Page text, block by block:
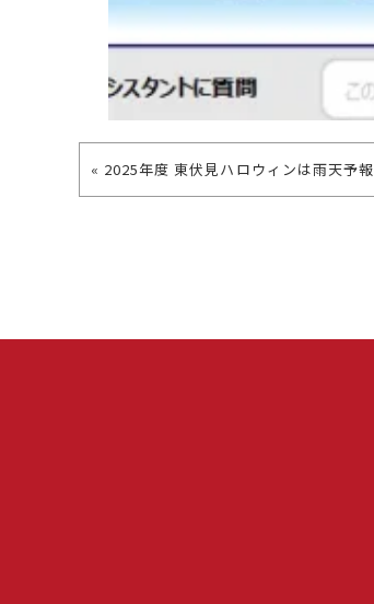
« 2025年度 東伏見ハロウィンは雨天予報